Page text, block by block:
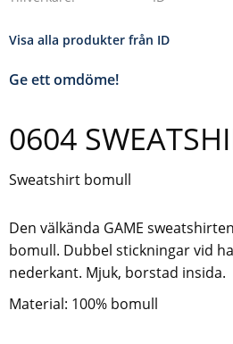
Visa alla produkter från ID
Ge ett omdöme!
0604
Sweatshirt bomull
Den välkända GAME
bomull. Dubbel stickningar vid
nederkant. Mjuk, borstad insida.
Material: 100% bomull